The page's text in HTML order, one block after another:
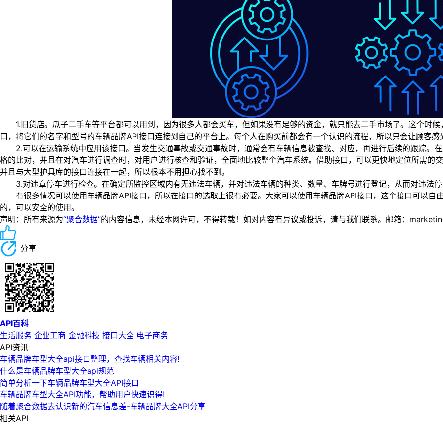
1.旧货店。瓜子二手车等平台都可以用到，因为很多人都会买车，但如果没有足够的资金，就只能去二手市场了。这个时
口，将它们的名字和型号的车辆品牌API接口连接到自己的平台上。每个人在购买前都会有一个认识的流程，所以只会让顾客感
2.可以在运输系统中应用该接口。当发生交通事故或交通事故时，通常会有车辆信息被查找、对应，再进行后续的跟踪。
格的比对，并且在对汽车进行调查时，对用户进行核查和验证，全面地比较整个汽车系统。借助接口，可以更快地定位所需的
并且与大型护具库的接口连接在一起，所以根本不用担心找不到。
3.对违章停车进行检查。在确定所监控区域内有无违法车辆，并对违法车辆的种类、数量、车牌号进行登记，从而对违法停
有很多情况可以使用车辆品牌API接口，所以在接口的选取上很有必要。大家可以使用车辆品牌API接口，这个接口可以自
的，可以安全的使用。
声明：所有来源为“聚合数据”的内容信息，未经本网许可，不得转载！如对内容有异议或投诉，请与我们联系。邮箱：
分享
API百科
生活服务 企业工商 金融科技 接口大全 电子商务
API资讯
车辆品牌车型大全api接口整理，查找车辆相关内容!
什么是车辆品牌车型大全api规范
简单分析一下车辆品牌车型大全API接口
车辆品牌车型大全API功能，帮助用户快速识得!
随着聚合数据去认识新的汽车信息差-车辆品牌大全API分享
相关API